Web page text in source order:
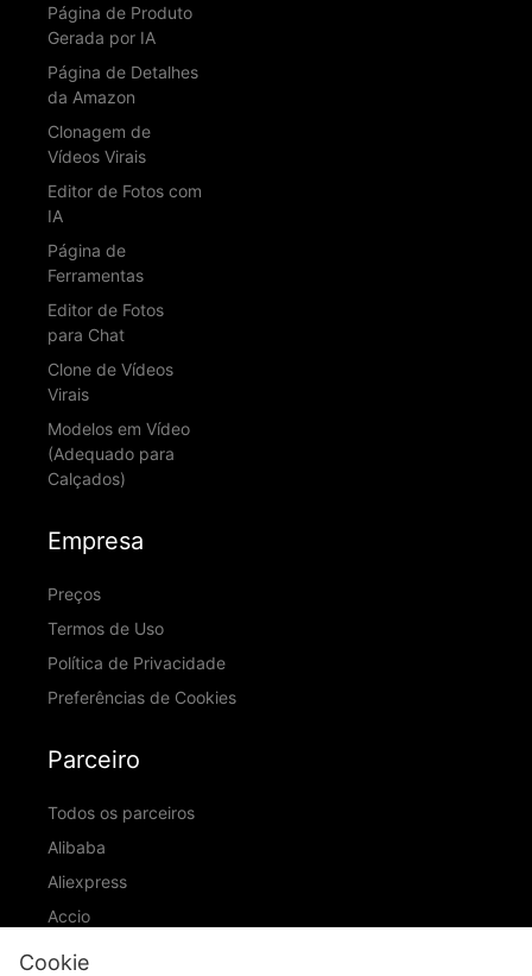
Página de Produto
Gerada por IA
Página de Detalhes
da Amazon
Clonagem de
Vídeos Virais
Editor de Fotos com
IA
Página de
Ferramentas
Editor de Fotos
para Chat
Clone de Vídeos
Virais
Modelos em Vídeo
(Adequado para
Calçados)
Empresa
Preços
Termos de Uso
Política de Privacidade
Preferências de Cookies
Parceiro
Todos os parceiros
Alibaba
Aliexpress
Accio
ID Ranking
Cookie